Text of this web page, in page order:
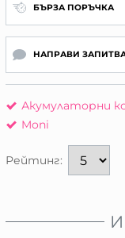
БЪРЗА ПОРЪЧКА
НАПРАВИ
Акумулаторни
Moni
Рейтинг: